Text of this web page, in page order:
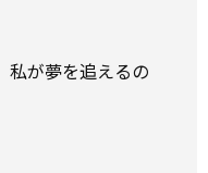
私が夢を追えるの